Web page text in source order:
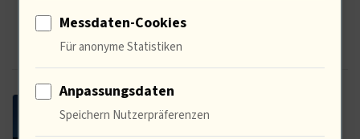
Messdaten-Cookies
Für anonyme Statistiken
Anpassungsdaten
Speichern Nutzerpräferenzen